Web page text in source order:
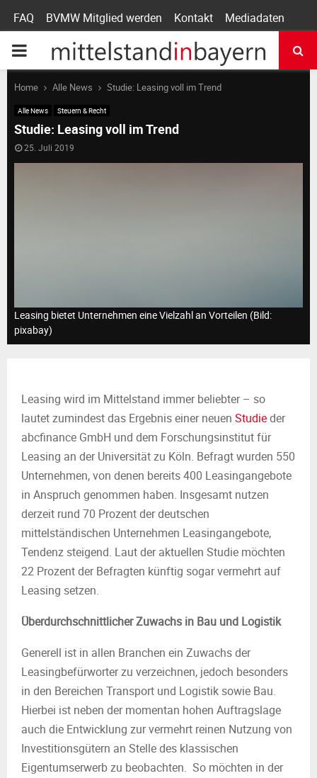
FAQ BVMW Mitglied werden Kontakt Mediadaten
P
R
I
M
M
N
U
Home Alle News Studie: Leasing voll im Trend
Alle News Steuern & Recht
Studie: Leasing voll im Trend
25. Juli 2019
Leasing bietet Unternehmen eine Vielzahl an Vorteilen (Bild:
pixabay)
Leasing wird im Mittelstand immer beliebter – so
lautet zumindest das Ergebnis einer neuen Studieder
abcfinance GmbH und dem Forschungsinstitut für
Leasing an der Universität zu Köln. Befragt wurden 550
Unternehmen, von denen bereits 400 Leasingangebote
in Anspruch genommen haben. Insgesamt nutzen
derzeit rund 70 Prozent der deutschen
mittelständischen Unternehmen Leasingangebote,
Tendenz steigend. Laut der aktuellen Studie möchten
22 Prozent der Befragten künftig sogar vermehrt auf
Leasing setzen.
Überdurchschnittlicher Zuwachs in Bau und Logistik
Generell ist in allen Branchen ein Zuwachs der
Leasingbefürworter zu verzeichnen, jedoch besonders
in den Bereichen Transport und Logistik sowie Bau.
Hierbei ist neben der momentan hohen Auftragslage
auch die Entwicklung zur vermehrt reinen Nutzung von
Investitionsgütern an Stelle des klassischen
Eigentumserwerb zu beobachten. So möchten in der